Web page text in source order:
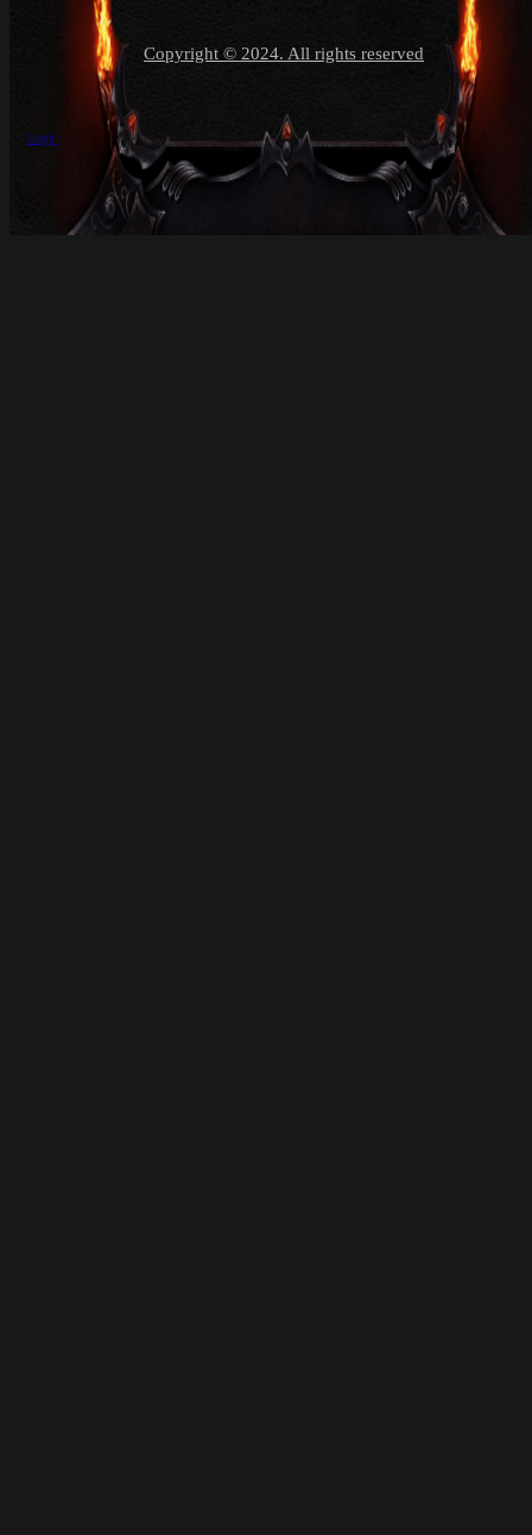
Copyright © 2024. All rights reserved
Login